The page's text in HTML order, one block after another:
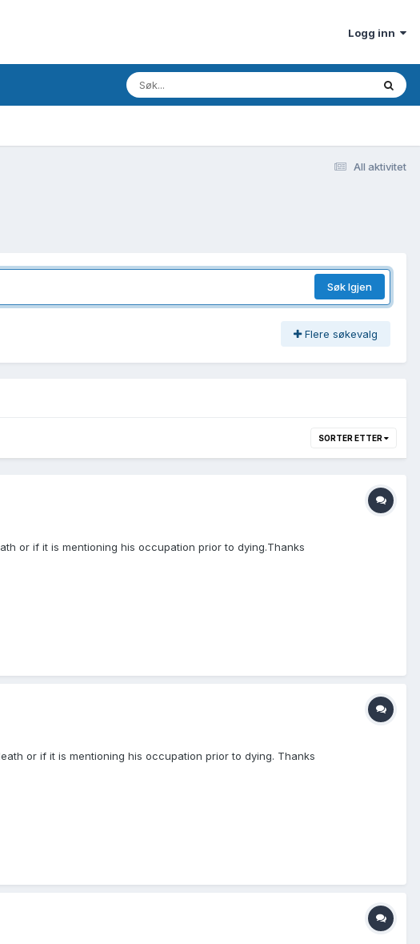
Logg inn
All aktivitet
Søk Igjen
Flere søkevalg
SORTER ETTER
or if it is mentioning his occupation prior to dying.Thanks
or if it is mentioning his occupation prior to dying. Thanks